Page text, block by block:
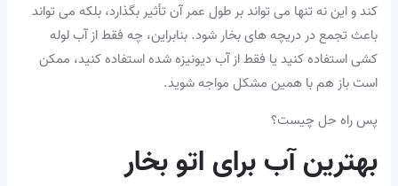
کند و این نه تنها می تواند بر طول عمر آن تأثیر بگذارد، بلکه می تواند
باعث تجمع در دریچه های بخار شود. بنابراین، چه فقط از آب لوله
کشی استفاده کنید یا فقط از آب دیونیزه شده استفاده کنید، ممکن
است باز هم با همین مشکل مواجه شوید.
پس راه حل چیست؟
بهترین آب برای اتو بخار